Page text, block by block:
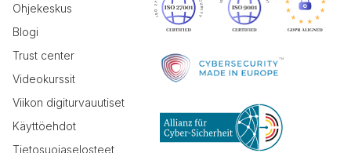
Ohjekeskus
Blogi
Trust center
Videokurssit
Viikon digiturvauutiset
Käyttöehdot
Tietosuojaselosteet